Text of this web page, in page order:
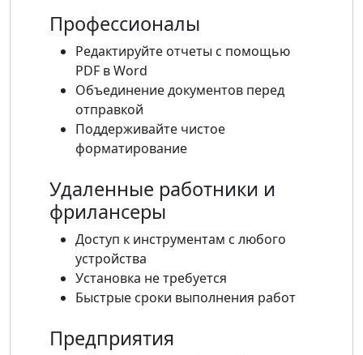
Профессионалы
Редактируйте отчеты с помощью
PDF в Word
Объединение документов перед
отправкой
Поддерживайте чистое
форматирование
Удаленные работники и
фрилансеры
Доступ к инструментам с любого
устройства
Установка не требуется
Быстрые сроки выполнения работ
Предприятия